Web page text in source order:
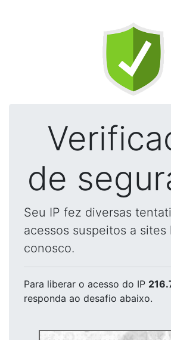
de
Seu IP fez diversas
acessos suspeitos a sites
conosco.
Para liberar o acesso do IP
responda ao desafio abaixo.